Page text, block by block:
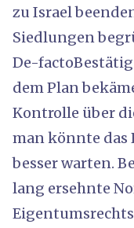
zu Israel
Siedlungen
De-
dem Plan
Kontrolle über
man könnte das
besser warten.
lang ersehnte